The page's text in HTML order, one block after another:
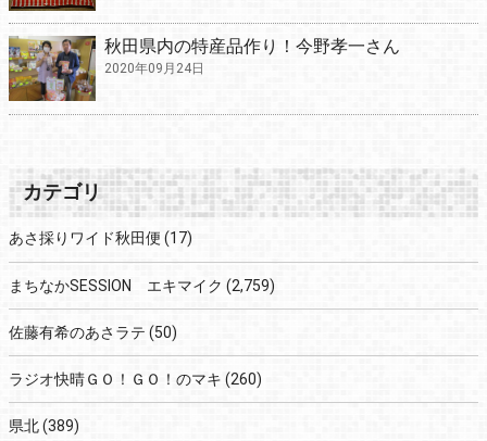
秋田県内の特産品作り！今野孝一さん
2020年09月24日
カテゴリ
あさ採りワイド秋田便 (17)
まちなかSESSION エキマイク (2,759)
佐藤有希のあさラテ (50)
ラジオ快晴ＧＯ！ＧＯ！のマキ (260)
県北(389)